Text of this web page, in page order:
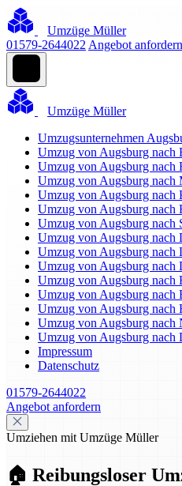
Umzüge Müller
01579-2644022 Angebot anfordern
Umzüge Müller
Umzugsunternehmen
Umzug von Augsburg nach
Umzug von Augsburg nach
Umzug von Augsburg nach
Umzug von Augsburg nach
Umzug von Augsburg nach
Umzug von Augsburg nach
Umzug von Augsburg nach
Umzug von Augsburg nach
Umzug von Augsburg nach
Umzug von Augsburg nach
Umzug von Augsburg nach
Umzug von Augsburg nach
Umzug von Augsburg nach
Umzug von Augsburg nach
Impressum
Datenschutz
01579-2644022
Angebot anfordern
Umziehen mit Umzüge Müller
🏠 Reibungsloser